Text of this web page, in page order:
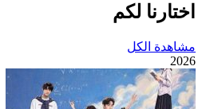
اختارنا لكم
مشاهدة الكل
2026